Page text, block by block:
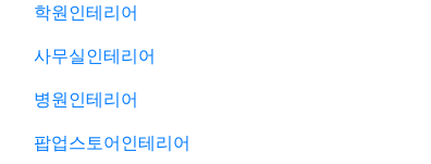
학원인테리어
사무실인테리어
병원인테리어
팝업스토어인테리어